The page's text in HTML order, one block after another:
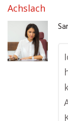
Achslach